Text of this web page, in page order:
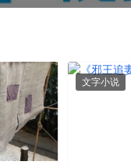
文字小说